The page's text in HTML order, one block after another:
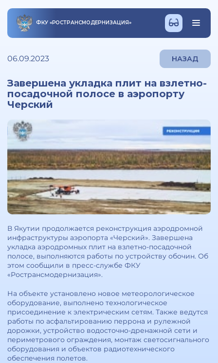
ФКУ «РОСТРАНСМОДЕРНИЗАЦИЯ»
06.09.2023 НАЗАД
Завершена укладка плит на взлетно-
посадочной полосе в аэропорту
Черский
В Якутии продолжается реконструкция аэродромной
инфраструктуры аэропорта «Черский». Завершена
укладка аэродромных плит на взлетно-посадочной
полосе, выполняются работы по устройству обочин. Об
этом сообщили в пресс-службе ФКУ
«Ространсмодернизация».
На объекте установлено новое метеорологическое
оборудование, выполнено технологическое
присоединение к электрическим сетям. Также ведутся
работы по асфальтированию перрона и рулежной
дорожки, устройство водосточно-дренажной сети и
периметрового ограждения, монтаж светосигнального
оборудования и объектов радиотехнического
обеспечения полетов.